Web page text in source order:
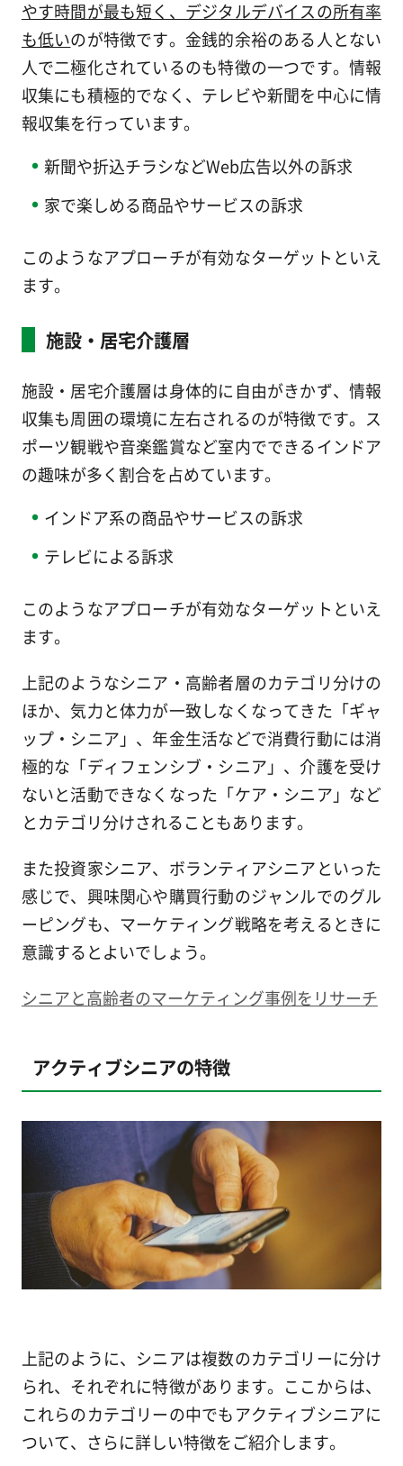
やす時間が最も短く、デジタルデバイスの所有率
も低いのが特徴です。金銭的余裕のある人とない
人で二極化されているのも特徴の一つです。情報
収集にも積極的でなく、テレビや新聞を中心に情
報収集を行っています。
新聞や折込チラシなどWeb広告以外の訴求
家で楽しめる商品やサービスの訴求
このようなアプローチが有効なターゲットといえ
ます。
施設・居宅介護層
施設・居宅介護層は身体的に自由がきかず、情報
収集も周囲の環境に左右されるのが特徴です。ス
ポーツ観戦や音楽鑑賞など室内でできるインドア
の趣味が多く割合を占めています。
インドア系の商品やサービスの訴求
テレビによる訴求
このようなアプローチが有効なターゲットといえ
ます。
上記のようなシニア・高齢者層のカテゴリ分けの
ほか、気力と体力が一致しなくなってきた「ギャ
ップ・シニア」、年金生活などで消費行動には消
極的な「ディフェンシブ・シニア」、介護を受け
ないと活動できなくなった「ケア・シニア」など
とカテゴリ分けされることもあります。
また投資家シニア、ボランティアシニアといった
感じで、興味関心や購買行動のジャンルでのグル
ーピングも、マーケティング戦略を考えるときに
意識するとよいでしょう。
シニアと高齢者のマーケティング事例をリサーチ
アクティブシニアの特徴
上記のように、シニアは複数のカテゴリーに分け
られ、それぞれに特徴があります。ここからは、
これらのカテゴリーの中でもアクティブシニアに
ついて、さらに詳しい特徴をご紹介します。